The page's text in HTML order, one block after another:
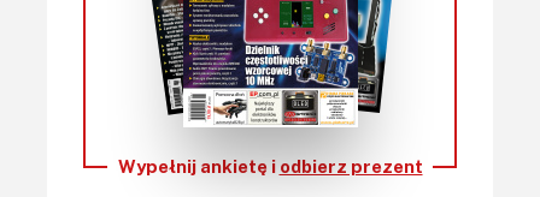
Wypełnij ankietę i odbierz prezent